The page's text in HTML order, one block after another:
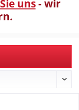
uns- wir